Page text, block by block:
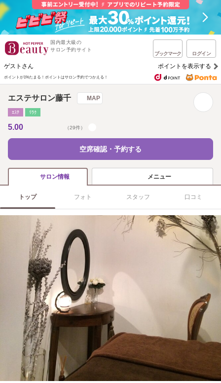
国内最大級の
サロン予約サイト
ブックマーク ログイン
ゲストさん ポイントを表示する
ポイントが1%たまる！ ポイントはサロン予約でつかえる！
エステサロン藤千 MAP
ｴｽﾃ ﾘﾗｸ
5.00 （29件）
空席確認・予約する
サロン情報 メニュー
トップ フォト スタッフ 口コミ